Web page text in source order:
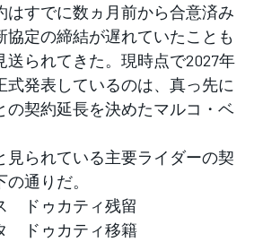
すでに数ヵ月前から合意済み
協定の締結が遅れていたことも
送られてきた。現時点で2027年
式発表しているのは、真っ先に
の契約延長を決めたマルコ・ベ
られている主要ライダーの契
通りだ。
ドゥカティ残留
ドゥカティ移籍